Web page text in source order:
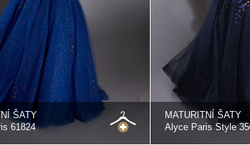
ŠATY
61824
MATURITNÍ ŠATY
Alyce Paris Style